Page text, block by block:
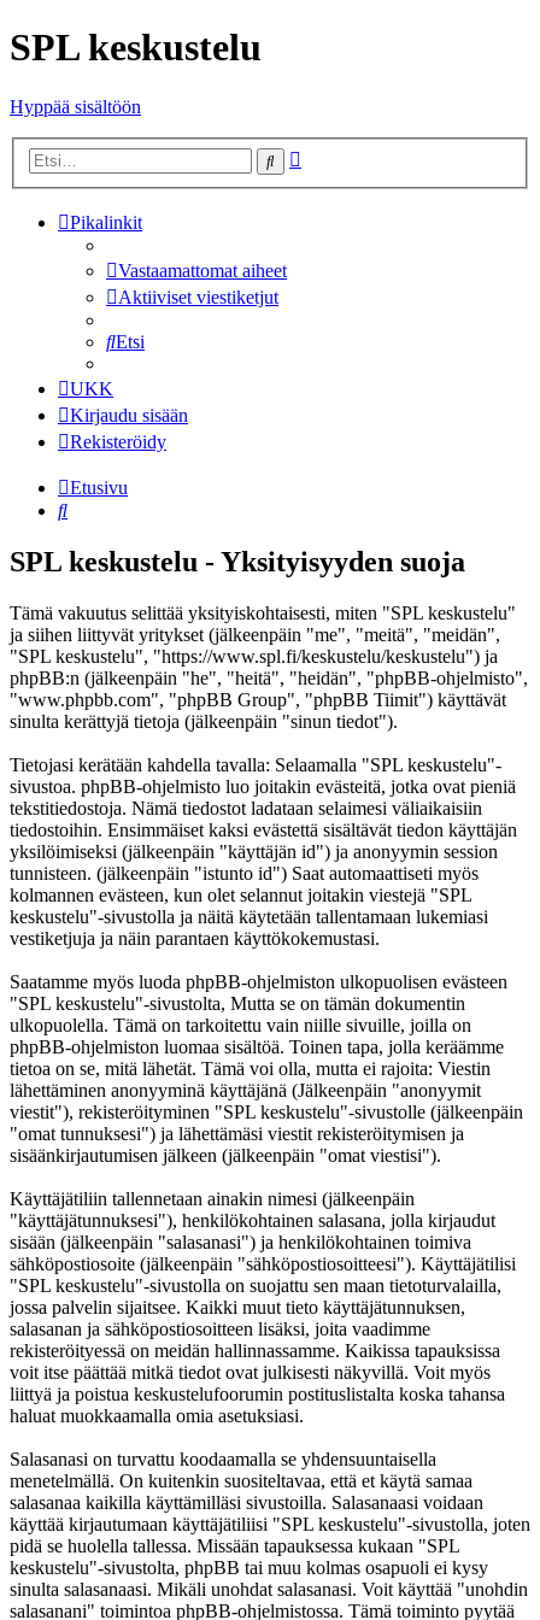
SPL keskustelu
Hyppää sisältöön
Etsi
Pikalinkit
Vastaamattomat aiheet
Aktiiviset viestiketjut
Etsi
UKK
Kirjaudu sisään
Rekisteröidy
Etusivu
Etsi
SPL keskustelu - Yksityisyyden suoja
Tämä vakuutus selittää yksityiskohtaisesti, miten "SPL keskustelu"
ja siihen liittyvät yritykset (jälkeenpäin "me", "meitä", "meidän",
"SPL keskustelu", "https://www.spl.fi/keskustelu/keskustelu") ja
phpBB:n (jälkeenpäin "he", "heitä", "heidän", "phpBB-ohjelmisto",
"www.phpbb.com", "phpBB Group", "phpBB Tiimit") käyttävät
sinulta kerättyjä tietoja (jälkeenpäin "sinun tiedot").
Tietojasi kerätään kahdella tavalla: Selaamalla "SPL keskustelu"-
sivustoa. phpBB-ohjelmisto luo joitakin evästeitä, jotka ovat pieniä
tekstitiedostoja. Nämä tiedostot ladataan selaimesi väliaikaisiin
tiedostoihin. Ensimmäiset kaksi evästettä sisältävät tiedon käyttäjän
yksilöimiseksi (jälkeenpäin "käyttäjän id") ja anonyymin session
tunnisteen. (jälkeenpäin "istunto id") Saat automaattiseti myös
kolmannen evästeen, kun olet selannut joitakin viestejä "SPL
keskustelu"-sivustolla ja näitä käytetään tallentamaan lukemiasi
vestiketjuja ja näin parantaen käyttökokemustasi.
Saatamme myös luoda phpBB-ohjelmiston ulkopuolisen evästeen
"SPL keskustelu"-sivustolta, Mutta se on tämän dokumentin
ulkopuolella. Tämä on tarkoitettu vain niille sivuille, joilla on
phpBB-ohjelmiston luomaa sisältöä. Toinen tapa, jolla keräämme
tietoa on se, mitä lähetät. Tämä voi olla, mutta ei rajoita: Viestin
lähettäminen anonyyminä käyttäjänä (Jälkeenpäin "anonyymit
viestit"), rekisteröityminen "SPL keskustelu"-sivustolle (jälkeenpäin
"omat tunnuksesi") ja lähettämäsi viestit rekisteröitymisen ja
sisäänkirjautumisen jälkeen (jälkeenpäin "omat viestisi").
Käyttäjätiliin tallennetaan ainakin nimesi (jälkeenpäin
"käyttäjätunnuksesi"), henkilökohtainen salasana, jolla kirjaudut
sisään (jälkeenpäin "salasanasi") ja henkilökohtainen toimiva
sähköpostiosoite (jälkeenpäin "sähköpostiosoitteesi"). Käyttäjätilisi
"SPL keskustelu"-sivustolla on suojattu sen maan tietoturvalailla,
jossa palvelin sijaitsee. Kaikki muut tieto käyttäjätunnuksen,
salasanan ja sähköpostiosoitteen lisäksi, joita vaadimme
rekisteröityessä on meidän hallinnassamme. Kaikissa tapauksissa
voit itse päättää mitkä tiedot ovat julkisesti näkyvillä. Voit myös
liittyä ja poistua keskustelufoorumin postituslistalta koska tahansa
haluat muokkaamalla omia asetuksiasi.
Salasanasi on turvattu koodaamalla se yhdensuuntaisella
menetelmällä. On kuitenkin suositeltavaa, että et käytä samaa
salasanaa kaikilla käyttämilläsi sivustoilla. Salasanaasi voidaan
käyttää kirjautumaan käyttäjätiliisi "SPL keskustelu"-sivustolla, joten
pidä se huolella tallessa. Missään tapauksessa kukaan "SPL
keskustelu"-sivustolta, phpBB tai muu kolmas osapuoli ei kysy
sinulta salasanaasi. Mikäli unohdat salasanasi. Voit käyttää "unohdin
salasanani" toimintoa phpBB-ohjelmistossa. Tämä toiminto pyytää